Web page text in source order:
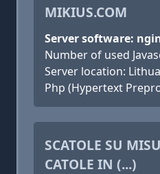
MIKIUS.COM
Server software:
Number of used
Server location:
Php (Hypertext
SCATOLE SU
CATOLE IN (...)